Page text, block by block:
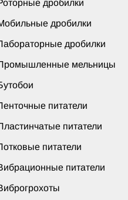
дробилки
дробилки
дробилки
мельницы
питатели
питатели
питатели
питатели